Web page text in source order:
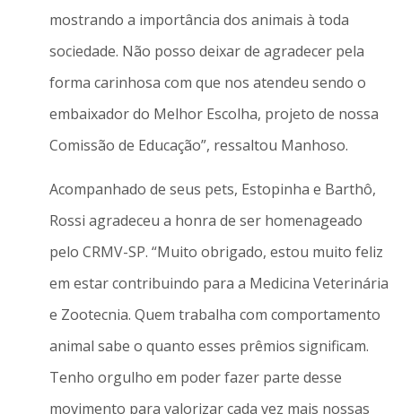
mostrando a importância dos animais à toda
sociedade. Não posso deixar de agradecer pela
forma carinhosa com que nos atendeu sendo o
embaixador do Melhor Escolha, projeto de nossa
Comissão de Educação”, ressaltou Manhoso.
Acompanhado de seus pets, Estopinha e Barthô,
Rossi agradeceu a honra de ser homenageado
pelo CRMV-SP. “Muito obrigado, estou muito feliz
em estar contribuindo para a Medicina Veterinária
e Zootecnia. Quem trabalha com comportamento
animal sabe o quanto esses prêmios significam.
Tenho orgulho em poder fazer parte desse
movimento para valorizar cada vez mais nossas